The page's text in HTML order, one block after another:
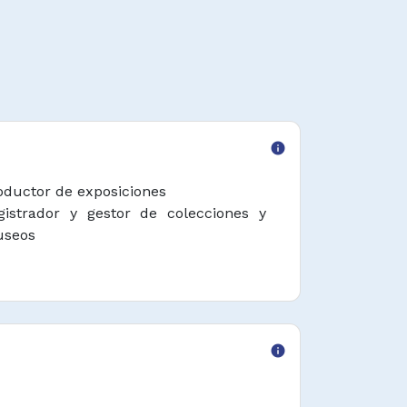
info
de exposiciones
y gestor de colecciones y
info